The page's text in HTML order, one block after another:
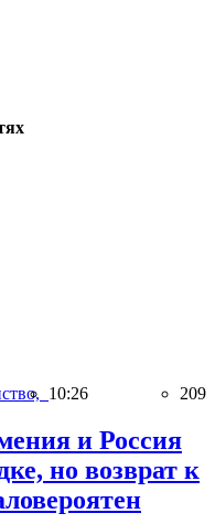
10:26 209
и Россия
но возврат к